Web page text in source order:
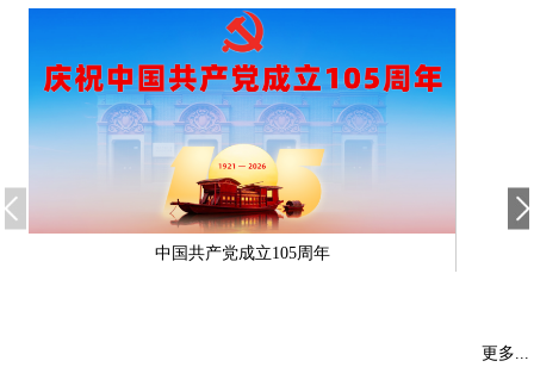
中国共产党成立105周年
更多...